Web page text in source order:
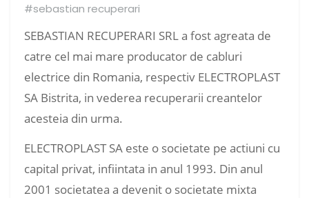
#sebastian recuperari
SEBASTIAN RECUPERARI SRL a fost agreata de
catre cel mai mare producator de cabluri
electrice din Romania, respectiv ELECTROPLAST
SA Bistrita, in vederea recuperarii creantelor
acesteia din urma.
ELECTROPLAST SA este o societate pe actiuni cu
capital privat, infiintata in anul 1993. Din anul
2001 societatea a devenit o societate mixta